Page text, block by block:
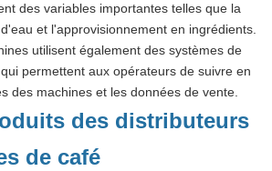
des variables importantes telles que la
et l'approvisionnement en ingrédients.
utilisent également des systèmes de
permettent aux opérateurs de suivre en
des machines et les données de vente.
des distributeurs
de café